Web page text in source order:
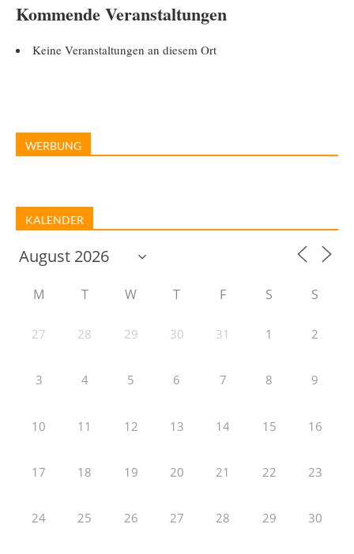
Kommende Veranstaltungen
Keine Veranstaltungen an diesem Ort
WERBUNG
KALENDER
M T W T F S S
27 28 29 30 31 1 2
3 4 5 6 7 8 9
10 11 12 13 14 15 16
17 18 19 20 21 22 23
24 25 26 27 28 29 30